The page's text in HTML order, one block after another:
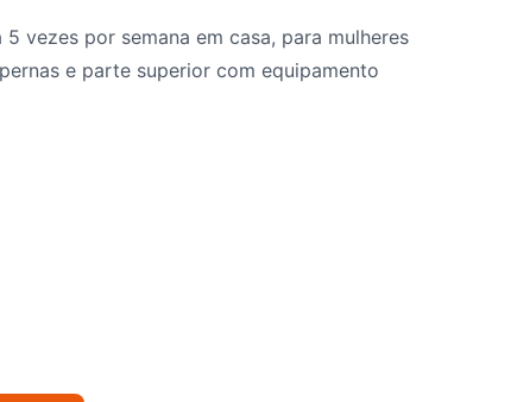
vezes por semana em casa, para mulheres
e parte superior com equipamento